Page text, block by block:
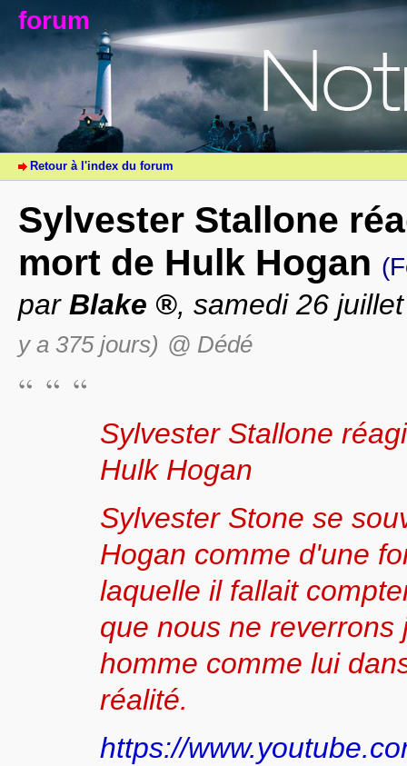
forum
Retour à l'index du forum
Sylvester Stallone
mort de Hulk Hogan
par Blake , samedi 26
y a 375 jours) @ Dédé
Sylvester Stallone
Hulk Hogan
Sylvester Stone se
Hogan comme d'une
laquelle il fallait
que nous ne reverrons
homme comme lui
réalité.
https://